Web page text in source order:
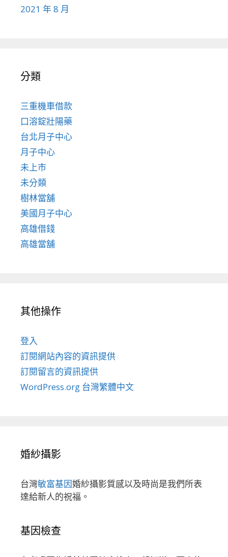
2021 年 8 月
分類
三重機車借款
口溶錠壯陽藥
台北月子中心
月子中心
未上市
未分類
樹林當舖
美國月子中心
高雄借錢
高雄當舖
其他操作
登入
訂閱網站內容的資訊提供
訂閱留言的資訊提供
WordPress.org 台灣繁體中文
婚紗攝影
台灣敏富基因婚紗攝影質感以及時尚是我們所表
達給新人的祝福。
基因檢查